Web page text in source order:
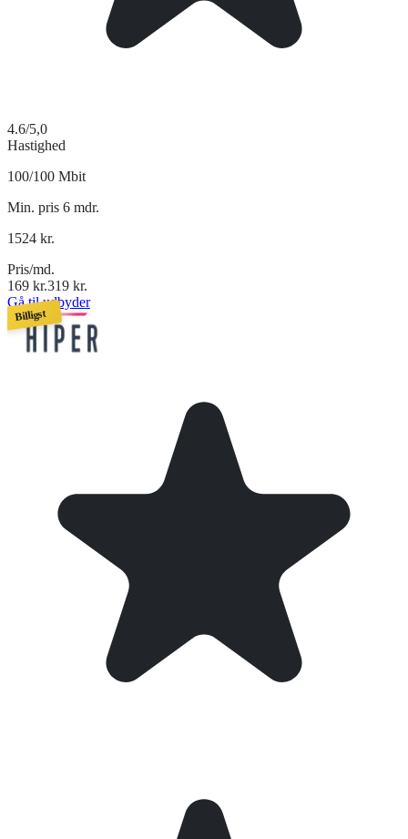
4.6/5,0
Hastighed
100/100 Mbit
Min. pris 6 mdr.
1524 kr.
Pris/md.
169 kr.319 kr.
Gå til udbyder
Billigst